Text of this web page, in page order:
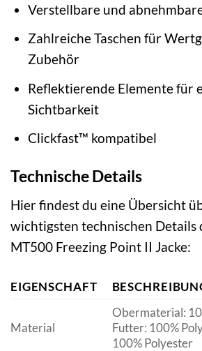
Verstellbare und
Zahlreiche Taschen für
Zubehör
Reflektierende Elemente für
Sichtbarkeit
Clickfast™ kompatibel
Technische Details
Hier findest du eine Übersicht
wichtigsten technischen Details
MT500 Freezing Point II Jacke:
EIGENSCHAFT
Material
Obermaterial:
Futter: 100%
100% Polyester